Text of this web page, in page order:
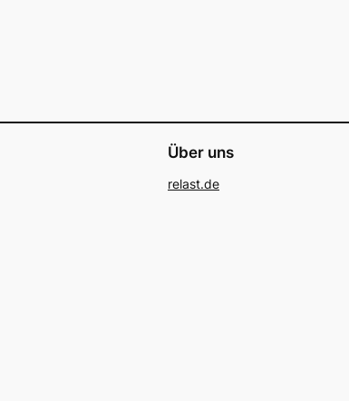
Über uns
relast.de